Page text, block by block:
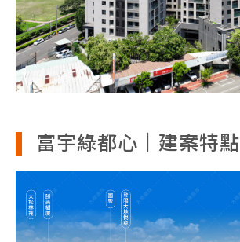
富宇綠都心｜建案特點